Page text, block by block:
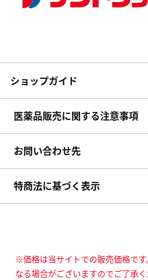
ショップガイド
医薬品販売に関する注意事項
お問い合わせ先
特商法に基づく表示
※価格は当サイトでの販売価格で
なる場合がございますのでご了承く